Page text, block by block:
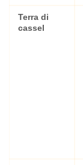
Terra di
cassel